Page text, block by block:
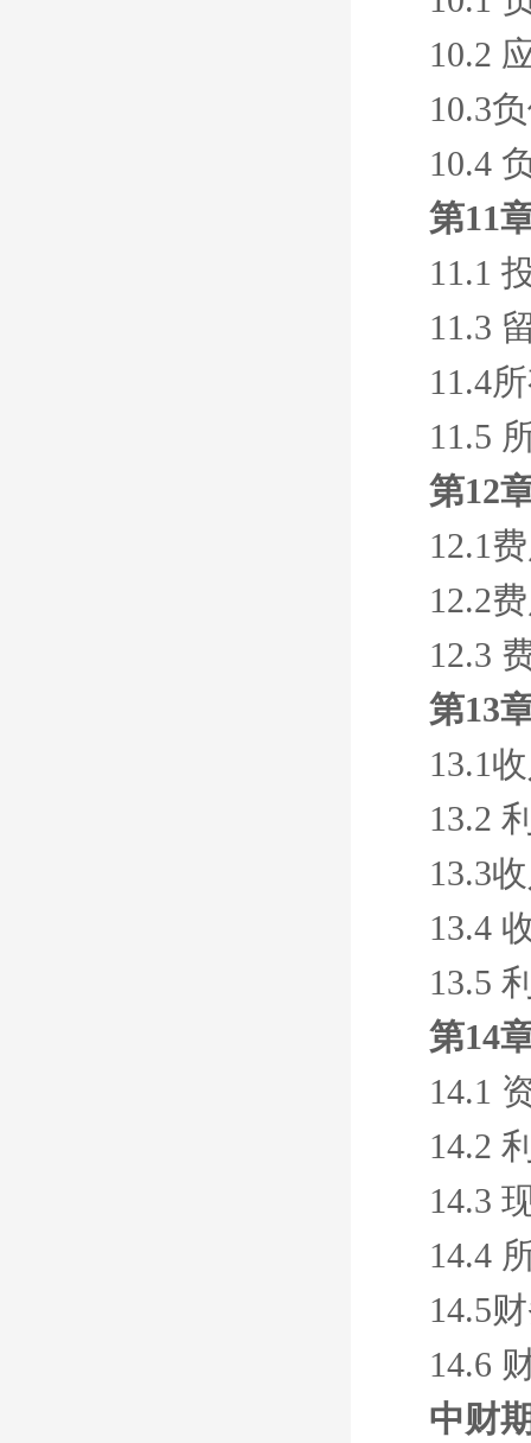
10.2
10.3
10.4
第11
11.1
11.3
11.4
11.5
第12
12.1
12.2
12.3
第13
13.1
13.2
13.3
13.4
13.5
第14
14.1
14.2
14.3
14.4
14.5
14.6
中财